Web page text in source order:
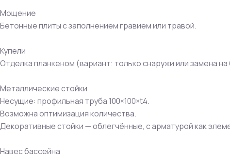
Мощение
Бетонные плиты с заполнением гравием или травой.
Купели
Отделка планкеном (вариант: только снаружи или замена
Металлические стойки
Несущие: профильная труба 100×100×t4.
Возможна оптимизация количества.
Декоративные стойки — облегчённые, с арматурой как
Навес бассейна